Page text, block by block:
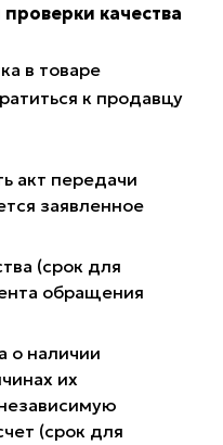
качества
в товаре
к продавцу
акт передачи
заявленное
(срок для
обращения
о наличии
их
(срок для